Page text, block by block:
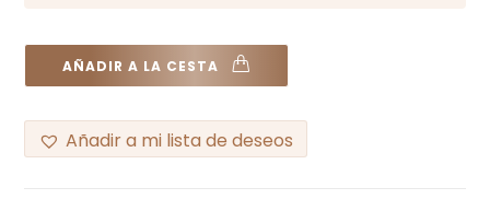
AÑADIR A LA CESTA
Añadir a mi lista de deseos